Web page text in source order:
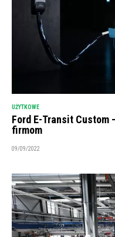
UŻYTKOWE
Ford E-Transit Custom
firmom
09/09/2022